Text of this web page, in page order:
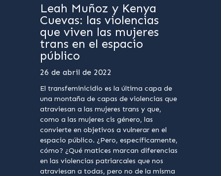
Leah Muñoz y Kenya
Cuevas: las violencias
que viven las mujeres
trans en el espacio
público
26 de abril de 2022
El transfeminicidio es la última capa de
una montaña de capas de violencias que
atraviesan a las mujeres trans y que,
como a las mujeres cis género, las
convierte en objetivos a vulnerar en el
espacio público. ¿Pero, específicamente,
cómo? ¿Qué matices marcan diferencias
en las violencias patriarcales que nos
atraviesan a todas, pero no de la misma